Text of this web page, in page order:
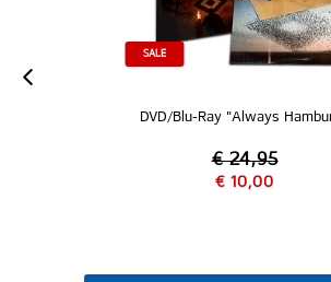
SALE
DVD/Blu-Ray "Always
€ 24,95
€ 10,00